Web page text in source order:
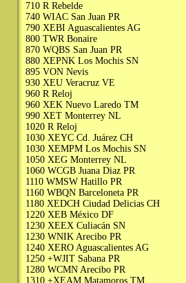
710 R Rebelde
740 WIAC San Juan PR
790 XEBI Aguascalientes AG
800 TWR Bonaire
870 WQBS San Juan PR
880 XEPNK Los Mochis SN
895 VON Nevis
930 XEU Veracruz VE
960 R Reloj
960 XEK Nuevo Laredo TM
990 XET Monterrey NL
1020 R Reloj
1030 XEYC Cd. Juárez CH
1030 XEMPM Los Mochis SN
1050 XEG Monterrey NL
1060 WCGB Juana Diaz PR
1110 WMSW Hatillo PR
1160 WBQN Barceloneta PR
1180 XEDCH Ciudad Delicias CH
1220 XEB México DF
1230 XEEX Culiacán SN
1230 WNIK Arecibo PR
1240 XERO Aguascalientes AG
1250 +WJIT Sabana PR
1280 WCMN Arecibo PR
1310 +XEAM Matamoros TM